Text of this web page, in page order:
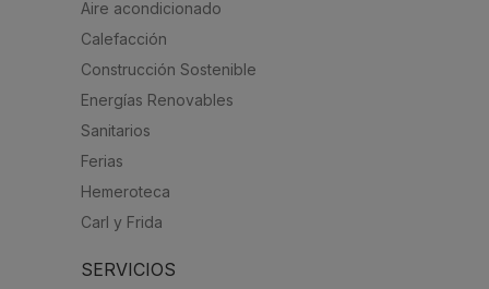
Aire acondicionado
Calefacción
Construcción Sostenible
Energías Renovables
Sanitarios
Ferias
Hemeroteca
Carl y Frida
SERVICIOS